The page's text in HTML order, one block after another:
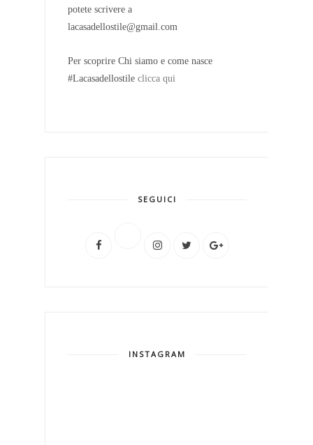
potete scrivere a
lacasadellostile@gmail.com
Per scoprire Chi siamo e come nasce
#Lacasadellostile clicca qui
SEGUICI
INSTAGRAM